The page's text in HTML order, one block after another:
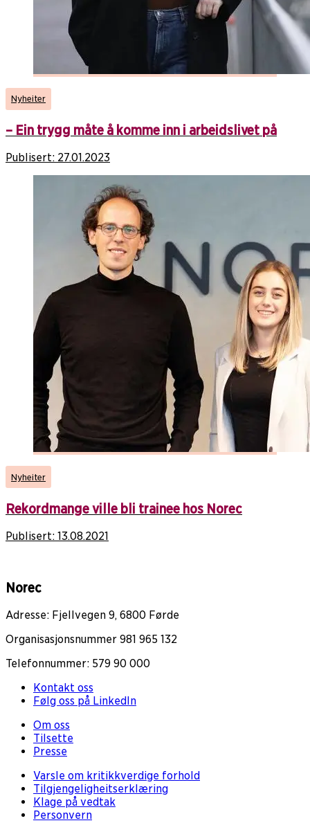
Nyheiter
– Ein trygg måte å komme inn i arbeidslivet på
Publisert: 27.01.2023
Nyheiter
Rekordmange ville bli trainee hos Norec
Publisert: 13.08.2021
Norec
Adresse: Fjellvegen 9, 6800 Førde
Organisasjonsnummer 981 965 132
Telefonnummer: 579 90 000
Kontakt oss
Følg oss på LinkedIn
Om oss
Tilsette
Presse
Varsle om kritikkverdige forhold
Tilgjengeligheitserklæring
Klage på vedtak
Personvern